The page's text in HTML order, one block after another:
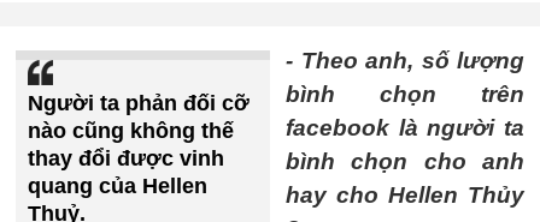
Người ta phản đối cỡ
nào cũng không thế
thay đổi được vinh
quang của Hellen
Thuỷ.
- Theo anh, số lượng
bình chọn trên
facebook là người ta
bình chọn cho anh
hay cho Hellen Thủy